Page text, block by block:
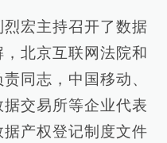
宏主持召开了数据
北京互联网法院和
同志，中国移动、
交易所等企业代表
产权登记制度文件